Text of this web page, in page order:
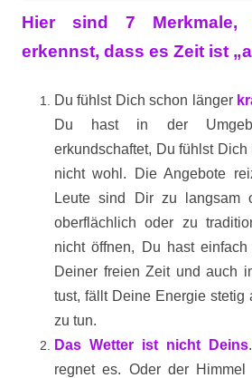
Hier sind 7 Merkmale,
erkennst, dass es Zeit ist
Du fühlst Dich schon länger
Du hast in der
erkundschaftet, Du fühlst
nicht wohl. Die Angebote
Leute sind Dir zu langsam
oberflächlich oder zu
nicht öffnen, Du hast
Deiner freien Zeit und auch
tust, fällt Deine Energie stetig
zu tun.
Das Wetter ist nicht Deins
regnet es. Oder der